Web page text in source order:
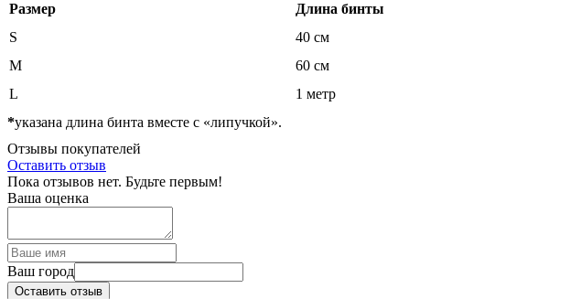
Размер
Длина бинты
S
40 см
M
60 см
L
1 метр
*указана длина бинта вместе с «липучкой».
Отзывы покупателей
Оставить отзыв
Пока отзывов нет. Будьте первым!
Ваша оценка
Ваш город
Оставить отзыв